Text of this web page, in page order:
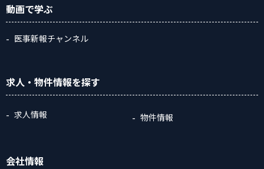
動画で学ぶ
医事新報チャンネル
求人・物件情報を探す
求人情報 物件情報
会社情報